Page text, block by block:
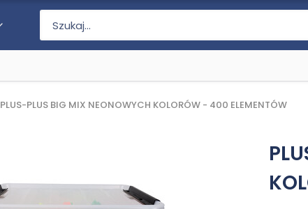
PLUS-PLUS BIG MIX NEONOWYCH KOLORÓW - 400 ELEMENTÓW